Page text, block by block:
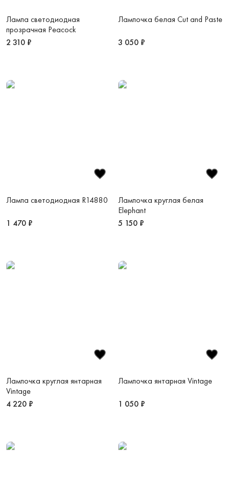
Лампа светодиодная
прозрачная Peacock
2 310 ₽
Лампочка белая Cut and Paste
3 050 ₽
Лампа светодиодная R14880
1 470 ₽
Лампочка круглая белая
Elephant
5 150 ₽
Лампочка круглая янтарная
Vintage
4 220 ₽
Лампочка янтарная Vintage
1 050 ₽